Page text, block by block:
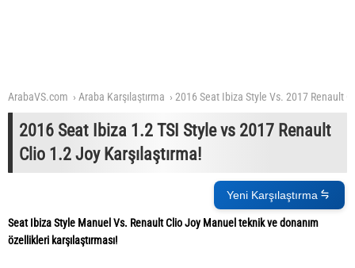
ArabaVS.com Araba Karşılaştırma 2016 Seat Ibiza Style Vs. 2017 Renault
2016 Seat Ibiza 1.2 TSI Style vs 2017 Renault
Clio 1.2 Joy Karşılaştırma!
Yeni Karşılaştırma
Seat Ibiza Style Manuel Vs. Renault Clio Joy Manuel teknik ve donanım
özellikleri karşılaştırması!